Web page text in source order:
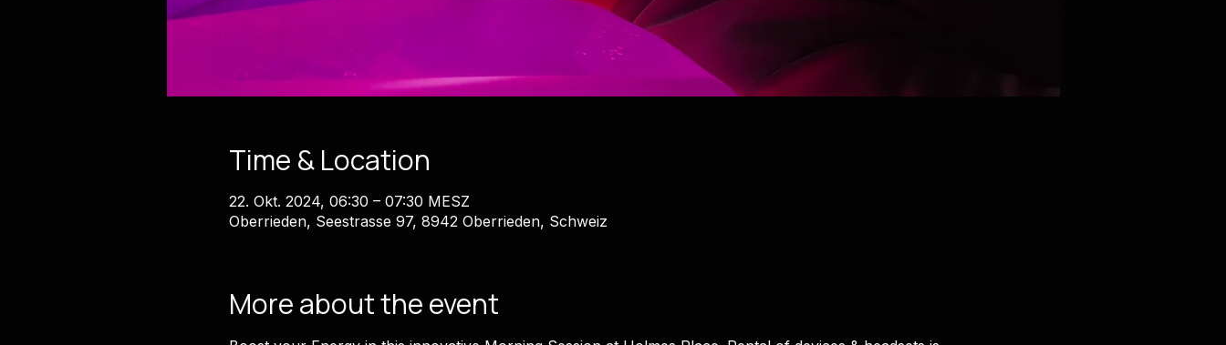
Time & Location
22. Okt. 2024, 06:30 – 07:30 MESZ
Oberrieden, Seestrasse 97, 8942 Oberrieden, Schweiz
More about the event